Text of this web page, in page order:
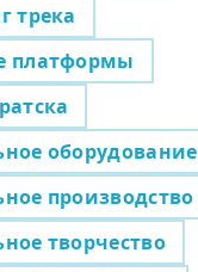
трека
платформы
оборудование
производство
творчество